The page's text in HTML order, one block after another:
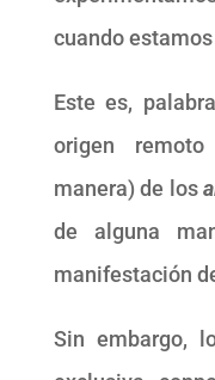
cuando
Este es,
origen
manera) de los
de alguna
manifestación
Sin embargo,